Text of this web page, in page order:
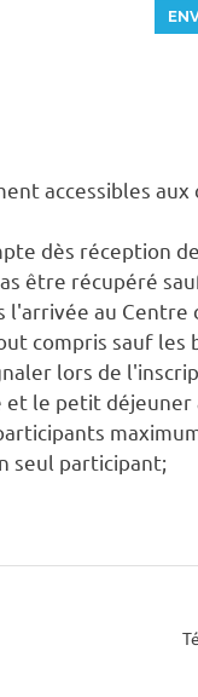
accessibles
dès réception
être récupéré
l'arrivée au Centre
compris sauf les
lors de
le petit
seul participant;